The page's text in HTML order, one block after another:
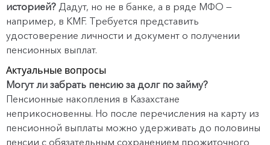
историей? Дадут, но не в банке, а в ряде МФО —
например, в KMF. Требуется представить
удостоверение личности и документ о получении
пенсионных выплат.
Актуальные вопросы
Могут ли забрать пенсию за долг по займу?
Пенсионные накопления в Казахстане
неприкосновенны. Но после перечисления на карту из
пенсионной выплаты можно удерживать до половины
пенсии с обязательным сохранением прожиточного